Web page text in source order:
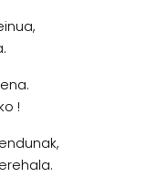
!